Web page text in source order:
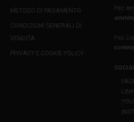
METODO DI PAGAMENTO
CONDIZIONI GENERALI DI
VENDITA
PRIVACY E COOKIE POLICY
Pec
Pec